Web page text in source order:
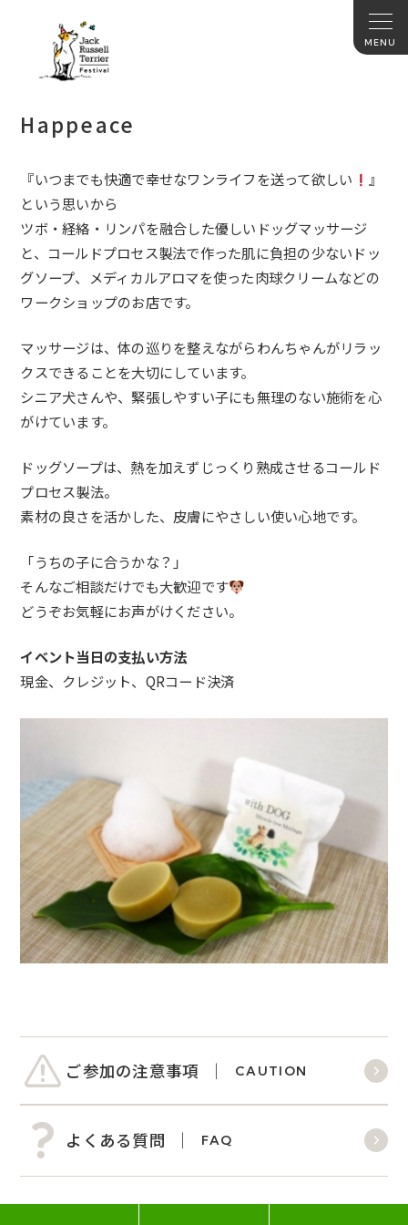
Happeace
『いつまでも快適で幸せなワンライフを送って欲しい
』
という思いから
ツボ・経絡・リンパを融合した優しいドッグマッサージ
と、コールドプロセス製法で作った肌に負担の少ないドッ
グソープ、メディカルアロマを使った肉球クリームなどの
ワークショップのお店です。
マッサージは、体の巡りを整えながらわんちゃんがリラッ
クスできることを大切にしています。
シニア犬さんや、緊張しやすい子にも無理のない施術を心
がけています。
ドッグソープは、熱を加えずじっくり熟成させるコールド
プロセス製法。
素材の良さを活かした、皮膚にやさしい使い心地です。
「うちの子に合うかな？」
そんなご相談だけでも大歓迎です
どうぞお気軽にお声がけください。
イベント当日の支払い方法
現金、クレジット、QRコード決済
ご参加の注意事項 CAUTION
よくある質問 FAQ